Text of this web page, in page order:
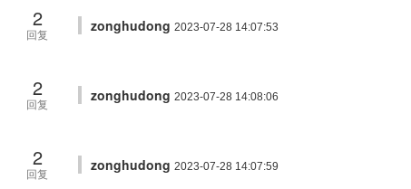
2
回复
zonghudong 2023-07-28 14:07:53
2
回复
zonghudong 2023-07-28 14:08:06
2
回复
zonghudong 2023-07-28 14:07:59